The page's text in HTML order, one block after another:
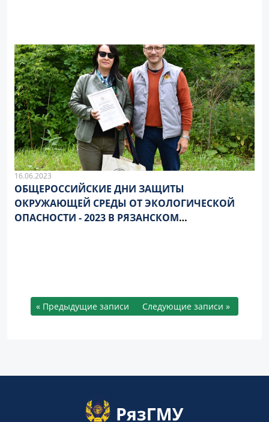
16.06.2023
ОБЩЕРОССИЙСКИЕ ДНИ ЗАЩИТЫ
ОКРУЖАЮЩЕЙ СРЕДЫ ОТ ЭКОЛОГИЧЕСКОЙ
ОПАСНОСТИ - 2023 В РЯЗАНСКОМ
« Предыдущие записи Следующие записи »